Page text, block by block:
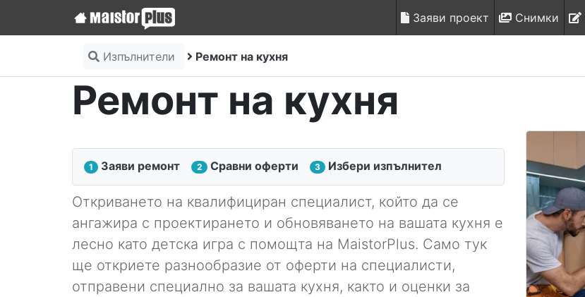
Заяви проект Снимки
Изпълнители Ремонт на кухня
Ремонт на кухня
1 Заяви ремонт 2 Сравни оферти 3 Избери изпълнител
Откриването на квалифициран специалист, който да се
ангажира с проектирането и обновяването на вашата кухня е
лесно като детска игра с помощта на MaistorPlus. Само тук
ще откриете разнообразие от оферти на специалисти,
отправени специално за вашата кухня, както и оценки за